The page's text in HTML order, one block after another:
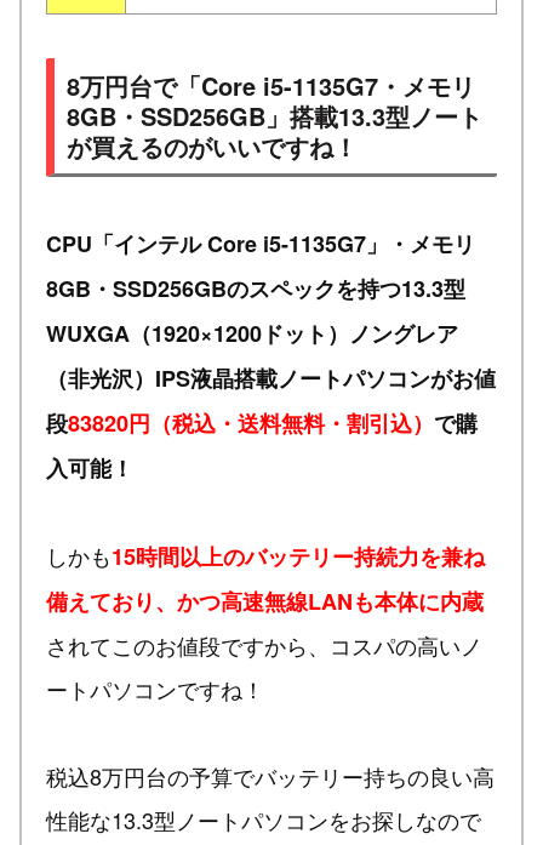
8万円台で「Core i5-1135G7・メモリ
8GB・SSD256GB」搭載13.3型ノート
が買えるのがいいですね！
CPU「インテル Core i5-1135G7」・メモリ
8GB・SSD256GBのスペックを持つ13.3型
WUXGA（1920×1200ドット）ノングレア
（非光沢）IPS液晶搭載ノートパソコンがお値
段83820円（税込・送料無料・割引込） で購
入可能！
しかも15時間以上のバッテリー持続力を兼ね
備えており、かつ高速無線LANも本体に内蔵
されてこのお値段ですから、コスパの高いノ
ートパソコンですね！
税込8万円台の予算でバッテリー持ちの良い高
性能な13.3型ノートパソコンをお探しなので